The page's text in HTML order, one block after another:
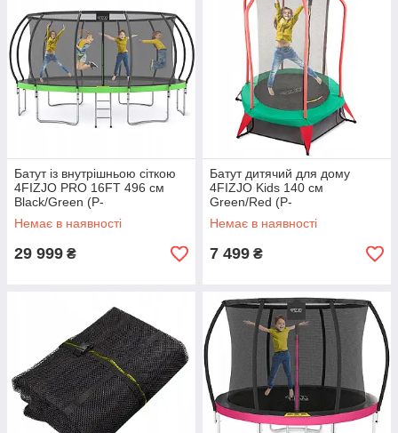
Батут із внутрішньою сіткою
4FIZJO PRO 16FT 496 см
Black/Green (P-
5907739319241)
Немає в наявності
29 999 ₴
Батут дитячий для дому
4FIZJO Kids 140 см
Green/Red (P-
5907739319456)
Немає в наявності
7 499 ₴